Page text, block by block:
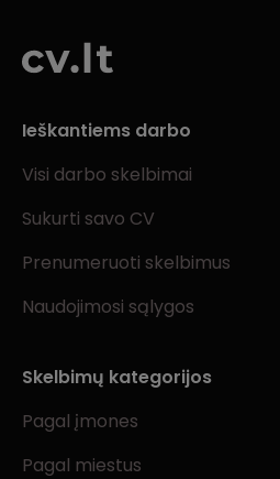
Ieškantiems darbo
Visi darbo skelbimai
Sukurti savo CV
Prenumeruoti skelbimus
Naudojimosi sąlygos
Skelbimų kategorijos
Pagal įmones
Pagal miestus